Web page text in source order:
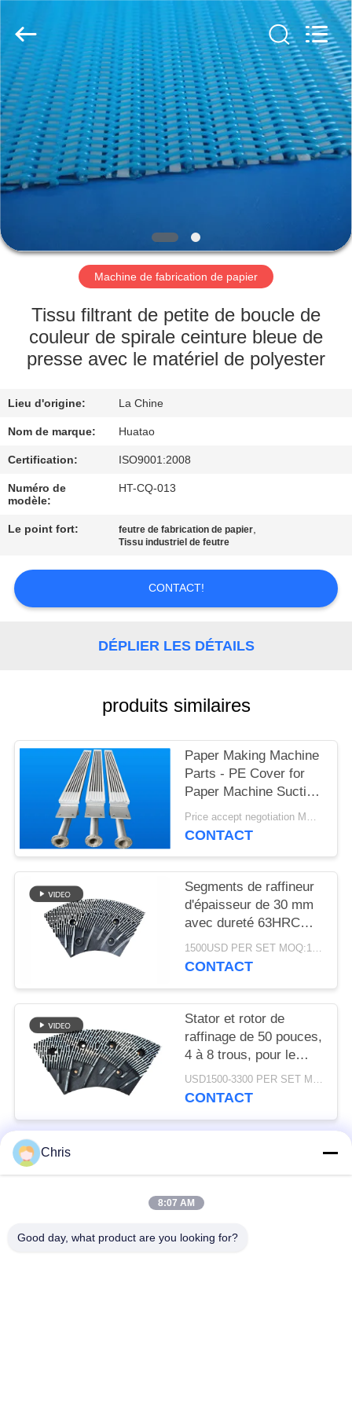
MAISON
PRODUITS
AU
DE
NOUS
VISITE
D'USINE
DE
QUALITÉ
CONTACTEZ-
NOUS
DEMANDEZ
PRIVACY
POLICY
LTD.
Reserved.
Machine de fabrication de papier
Tissu filtrant de petite de boucle de
couleur de spirale ceinture bleue de
presse avec le matériel de polyester
Lieu d'origine: La Chine
Nom de marque: Huatao
Certification: ISO9001:2008
Numéro de
modèle:
HT-CQ-013
Le point fort: feutre de fabrication de papier,
Tissu industriel de feutre
CONTACT!
DÉPLIER LES DÉTAILS
produits similaires
Paper Making Machine
Parts - PE Cover for
Paper Machine Suction
Box
Price accept negotiation MOQ:1 jeu
CONTACT
Segments de raffineur
d'épaisseur de 30 mm
avec dureté 63HRC
pour défibrateur de
raffineur MDF/HDF
1500USD PER SET MOQ:1 ensemble
CONTACT
Stator et rotor de
raffinage de 50 pouces,
4 à 8 trous, pour le
raffinage des fibres
MDF et une capacité
USD1500-3300 PER SET MOQ:1 série
CONTACT
Catégories populaires
Chris
8:07 AM
Good day, what product are you looking for?